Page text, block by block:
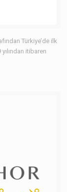
Türkiye’de ilk
itibaren